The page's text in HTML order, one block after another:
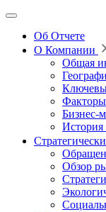
Об Отчете
О Компании
Общая
Факторы
Бизнес-
История
Обзор